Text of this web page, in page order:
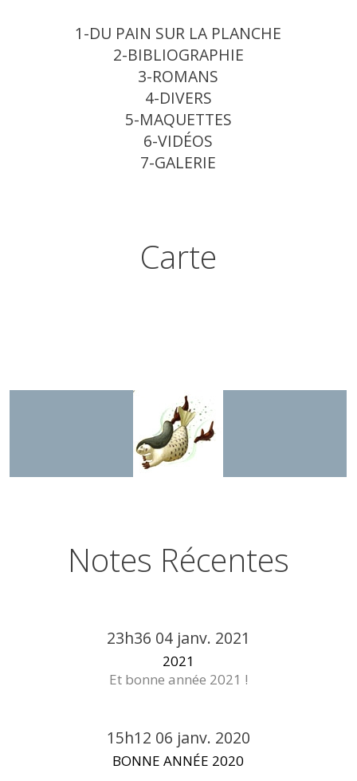
1-DU PAIN SUR LA PLANCHE
2-BIBLIOGRAPHIE
3-ROMANS
4-DIVERS
5-MAQUETTES
6-VIDÉOS
7-GALERIE
Carte
Notes Récentes
23h36 04 janv. 2021
2021
Et bonne année 2021 !
15h12 06 janv. 2020
BONNE ANNÉE 2020